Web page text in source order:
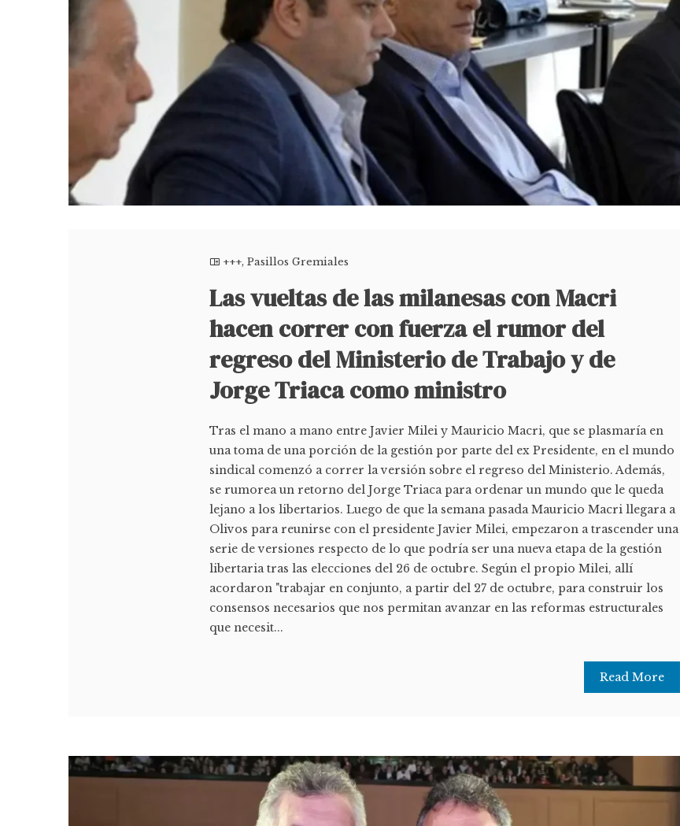
+++,Pasillos Gremiales
Las vueltas de las milanesas con Macri
hacen correr con fuerza el rumor del
regreso del Ministerio de Trabajo y de
Jorge Triaca como ministro
Tras el mano a mano entre Javier Milei y Mauricio Macri, que se plasmaría en
una toma de una porción de la gestión por parte del ex Presidente, en el mundo
sindical comenzó a correr la versión sobre el regreso del Ministerio. Además,
se rumorea un retorno del Jorge Triaca para ordenar un mundo que le queda
lejano a los libertarios. Luego de que la semana pasada Mauricio Macri llegara a
Olivos para reunirse con el presidente Javier Milei, empezaron a trascender una
serie de versiones respecto de lo que podría ser una nueva etapa de la gestión
libertaria tras las elecciones del 26 de octubre. Según el propio Milei, allí
acordaron "trabajar en conjunto, a partir del 27 de octubre, para construir los
consensos necesarios que nos permitan avanzar en las reformas estructurales
que necesit...
Read More